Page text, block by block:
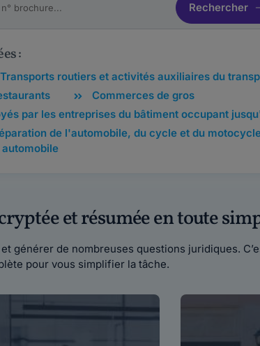
Rechercher
:
Transports routiers et activités auxiliaires du
Commerces de gros
par les entreprises du bâtiment occupant
de l'automobile, du cycle et du
et résumée en toute
générer de nombreuses questions juridiques.
pour vous simplifier la tâche.